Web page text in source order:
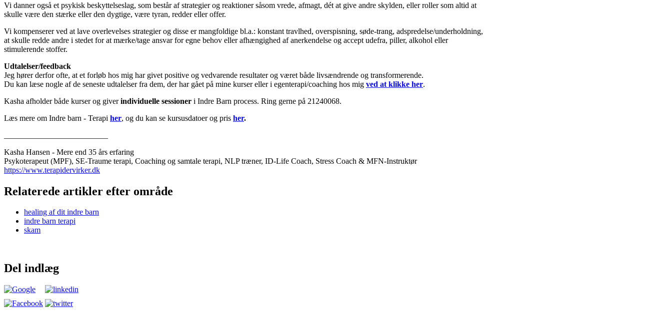
Vi danner også et psykisk beskyttelseslag, som består af strategier og reaktioner såsom vrede, afmagt, dét at give andre skylden, eller roller som altid at
skulle være den stærke eller den dygtige, være tyran, redder eller offer.
Vi kompenserer ved at lave overlevelses strategier og disse er mangfoldige bl.a.: konstant travlhed, overspisning, søde-trang, adspredelse/underholdning,
at skulle redde andre i stedet for at mærke/tage ansvar for egne behov eller afhængighed af anerkendelse og accept udefra, piller, alkohol eller
stimulerende stoffer.
Udtalelser/feedback
Jeg hører derfor ofte, at et forløb hos mig har givet positive og vedvarende resultater og været både livsændrende og transformerende.
Du kan læse nogle af de seneste udtalelser fra dem, der har gået på mine kurser eller i egenterapi/coaching hos mig ved at klikke her.
Kasha afholder både kurser og giverindividuelle sessioner i Indre Barn process. Ring gerne på 21240068.
Læs mere om Indre barn - Terapi her, og du kan se kursusdatoer og pris her.
Kasha Hansen - Mere end 35 års erfaring
Psykoterapeut (MPF), SE-Traume terapi, Coaching og samtale terapi, NLP træner, ID-Life Coach, Stress Coach & MFN-Instruktør
https://www.terapidervirker.dk
Relaterede artikler efter område
healing af dit indre barn
indre barn terapi
skam
Del indlæg